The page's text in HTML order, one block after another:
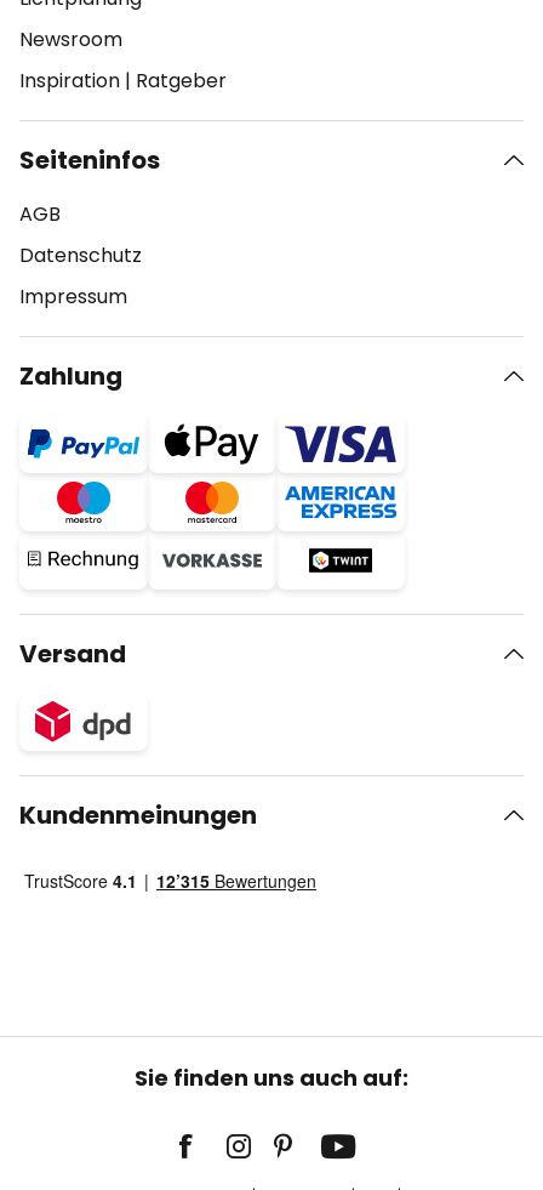
Newsroom
Inspiration | Ratgeber
Seiteninfos
AGB
Datenschutz
Impressum
Zahlung
Versand
Kundenmeinungen
Sie finden uns auch auf: